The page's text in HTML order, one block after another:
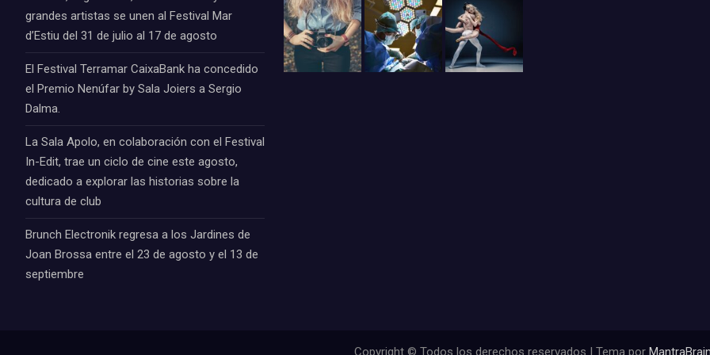
grandes artistas se unen al Festival Mar
d’Estiu del 31 de julio al 17 de agosto
El Festival Terramar CaixaBank ha concedido
el Premio Nenúfar by Sala Joiers a Sergio
Dalma.
La Sala Apolo, en colaboración con el Festival
In-Edit, trae un ciclo de cine este agosto,
dedicado a explorar las historias sobre la
cultura de club
Brunch Electronik regresa a los Jardines de
Joan Brossa entre el 23 de agosto y el 13 de
septiembre
Copyright © Todos los derechos reservados | Tema por